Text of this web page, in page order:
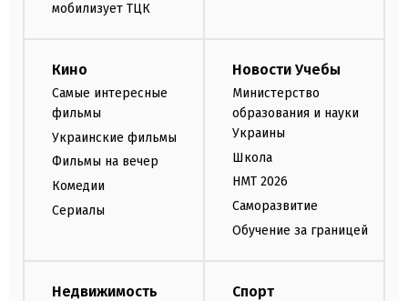
мобилизует ТЦК
Кино
Самые интересные
фильмы
Украинские фильмы
Фильмы на вечер
Комедии
Сериалы
Новости Учебы
Министерство
образования и науки
Украины
Школа
НМТ 2026
Саморазвитие
Обучение за границей
Недвижимость Спорт